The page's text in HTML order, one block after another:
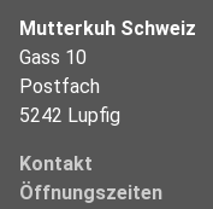
Mutterkuh Schweiz
Gass 10
Postfach
5242 Lupfig
Kontakt
Öffnungszeiten